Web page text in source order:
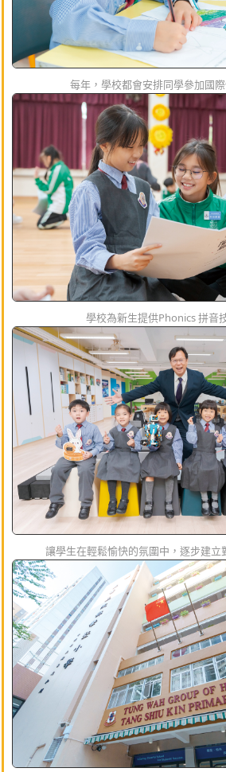
每年，學校都會安排同學參加國
學校為新生提供Phonics 拼音
讓學生在輕鬆愉快的氛圍中，逐步建立